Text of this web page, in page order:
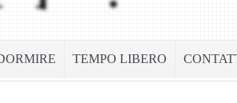
TEMPO LIBERO